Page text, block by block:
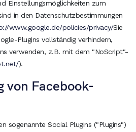
Einstellungsmöglichkeiten zum
in den Datenschutzbestimmungen
www.google.de/policies/privacy/Sie
Plugins vollständig verhindern,
verwenden, z.B. mit dem "NoScript"-
).
von Facebook-
sogenannte Social Plugins ("Plugins")